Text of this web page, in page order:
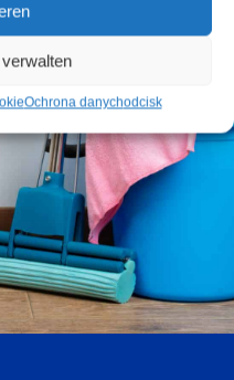
Ochrona danychodcisk